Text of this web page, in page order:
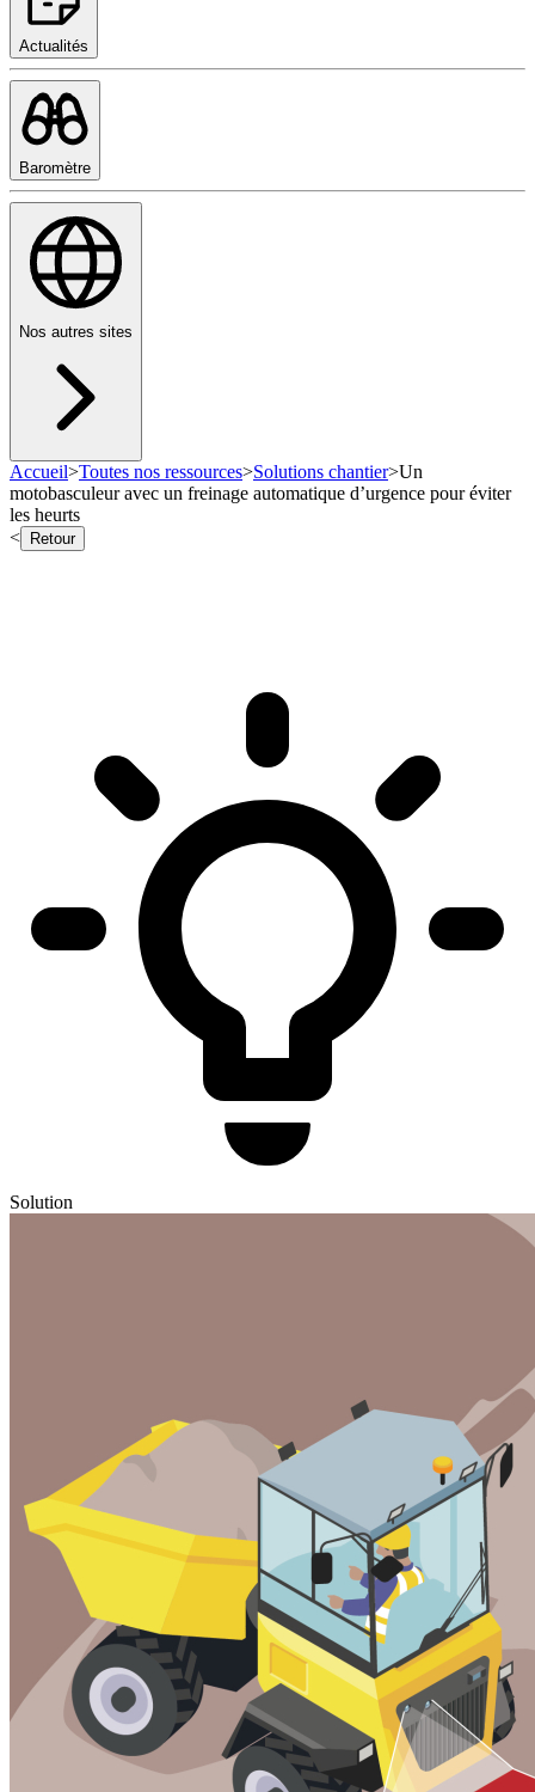
Actualités
Baromètre
Nos autres sites
Accueil>Toutes nos ressources>Solutions chantier>Un
motobasculeur avec un freinage automatique d’urgence pour éviter
les heurts
<
Retour
Solution